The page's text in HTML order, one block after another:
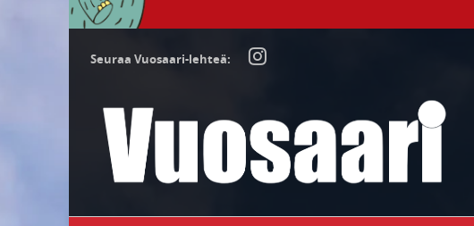
Seuraa Vuosaari-lehteä: